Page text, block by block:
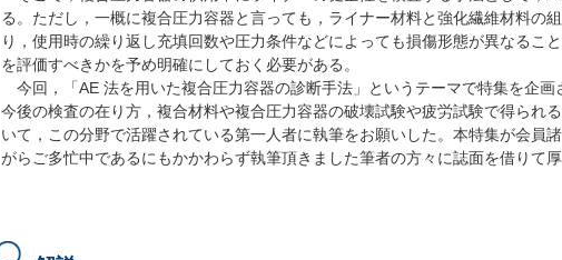
る。ただし，一概に複合圧力容器と言っても，ライナー材料と強化繊維材料の
り，使用時の繰り返し充填回数や圧力条件などによっても損傷形態が異なるこ
を評価すべきかを予め明確にしておく必要がある。
今回，「AE 法を用いた複合圧力容器の診断手法」というテーマで特集を企
今後の検査の在り方，複合材料や複合圧力容器の破壊試験や疲労試験で得られ
いて，この分野で活躍されている第一人者に執筆をお願いした。本特集が会員
がらご多忙中であるにもかかわらず執筆頂きました筆者の方々に誌面を借りて厚